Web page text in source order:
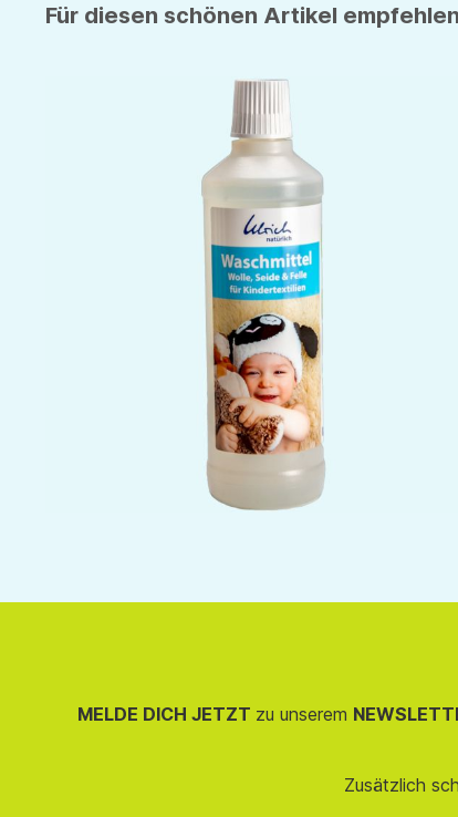
Für diesen schönen Artikel
MELDE DICH JETZT zu unserem
Zusätzlich